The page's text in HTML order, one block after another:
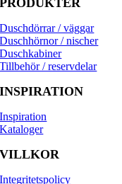
PRODUKTER
Duschdörrar / väggar
Duschhörnor / nischer
Duschkabiner
Tillbehör / reservdelar
INSPIRATION
Inspiration
Kataloger
VILLKOR
Integritetspolicy